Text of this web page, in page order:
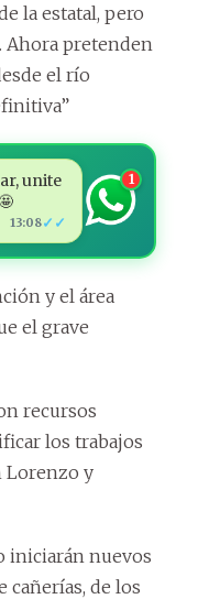
la estatal, pero
Ahora pretenden
el río
unite
13:08✓✓
1
y el área
el grave
recursos
los trabajos
Lorenzo y
iniciarán nuevos
cañerías, de los